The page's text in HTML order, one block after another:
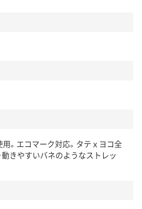
。エコマーク対応。タテｘヨコ全
動きやすいバネのようなストレッ